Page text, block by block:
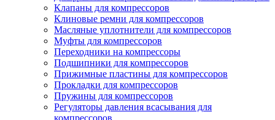
Клапаны для компрессоров
Клиновые ремни для компрессоров
Масляные уплотнители для компрессоров
Муфты для компрессоров
Переходники на компрессоры
Подшипники для компрессоров
Прижимные пластины для компрессоров
Прокладки для компрессоров
Пружины для компрессоров
Регуляторы давления всасывания для
компрессоров